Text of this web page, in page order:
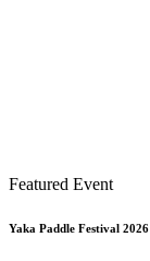
Featured Event
Yaka Paddle Festival 2026